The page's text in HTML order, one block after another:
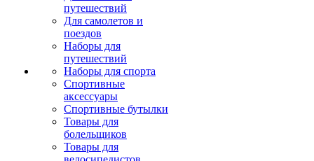
путешествий
Для самолетов и
поездов
Наборы для
путешествий
Наборы для спорта
Спортивные
аксессуары
Спортивные бутылки
Товары для
болельщиков
Товары для